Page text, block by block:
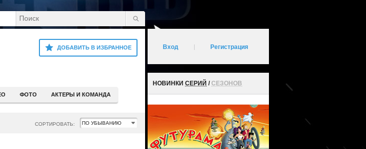
ДОБАВИТЬ В ИЗБРАННОЕ
ФОТО АКТЕРЫ И КОМАНДА
СОРТИРОВАТЬ:
Вход Регистрация
НОВИНКИ СЕРИЙ /СЕЗОНОВ